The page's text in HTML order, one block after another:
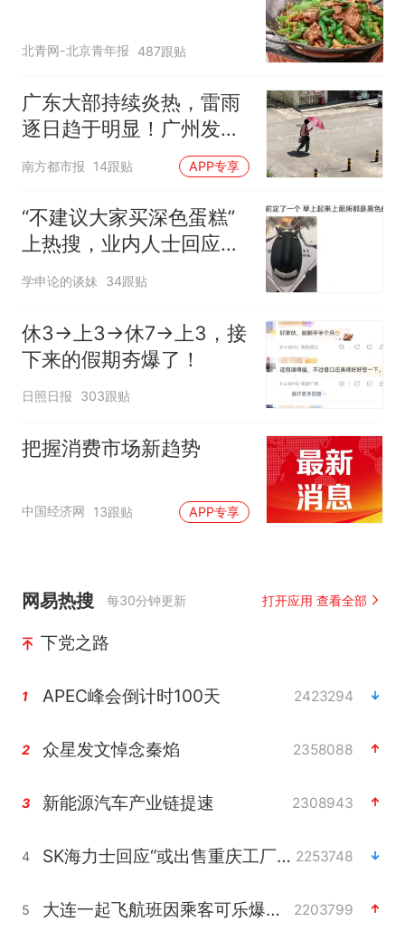
北青网-北京青年报 487跟贴
广东大部持续炎热，雷雨
逐日趋于明显！广州发布
高温橙色预警
南方都市报 14跟贴 APP专享
“不建议大家买深色蛋糕”
上热搜，业内人士回应了
→
学申论的谈妹 34跟贴
休3→上3→休7→上3，接
下来的假期夯爆了！
日照日报 303跟贴
把握消费市场新趋势
中国经济网 13跟贴 APP专享
网易热搜 每30分钟更新 打开应用 查看全部
下党之路
1 APEC峰会倒计时100天 2423294
2 众星发文悼念秦焰 2358088
3 新能源汽车产业链提速 2308943
4 SK海力士回应“或出售重庆工厂”传闻 2253748
5 大连一起飞航班因乘客可乐爆瓶折返 2203799